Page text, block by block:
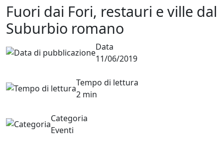
Fuori dai Fori, restauri e ville dal
Suburbio romano
Data
11/06/2019
Tempo di lettura
2 min
Categoria
Eventi